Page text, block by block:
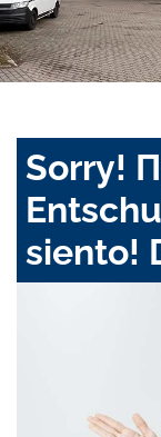
Sorry!
siento!